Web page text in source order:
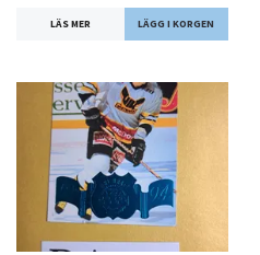
LÄS MER